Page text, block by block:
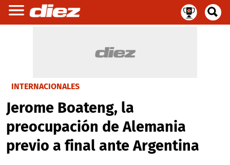
INTERNACIONALES
Jerome Boateng, la
preocupación de Alemania
previo a final ante Argentina